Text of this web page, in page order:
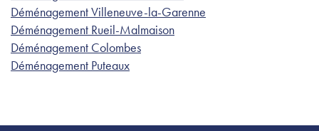
Déménagement Villeneuve-la-Garenne
Déménagement Rueil-Malmaison
Déménagement Colombes
Déménagement Puteaux